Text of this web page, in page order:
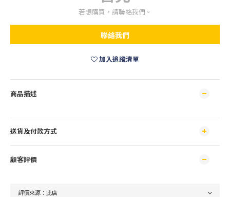
若想購買，請聯絡我們。
聯絡我們
加入追蹤清單
商品描述
送貨及付款方式
顧客評價